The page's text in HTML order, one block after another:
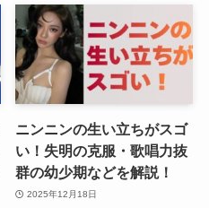
ニンニンの生い立ちがスゴ
い！失明の克服・歌唱力抜
群の幼少期などを解説！
2025年12月18日